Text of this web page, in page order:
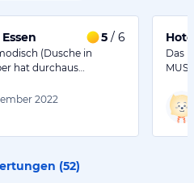
5 / 6
(Dusche in
hat durchaus…
2022
Das
(52)